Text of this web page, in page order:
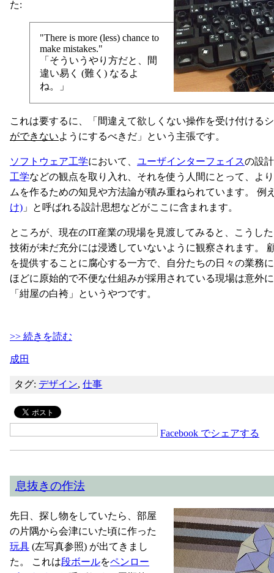
た:
"There is more (less) chance to
make mistakes."
「そういうやり方だと、間
違い易く (難く) なるよ
ね。」
これは要するに、「間違えて欲しくない操作を受け付ける
ができないようにするべきだ」という主張です。
ソフトウェア工学において、 ユーザインターフェイスの設
工学などの観点を取り入れ、それを使う人間にとって、よ
ムを作るための知見や方法論が積み重ねられています。 例
け) 」と呼ばれる設計思想などがここに含まれます。
ところが、現在のIT産業の現場を見渡してみると、こうし
技術が未だ充分には浸透していないように観察されます。
を提供することに腐心する一方で、自分たちの日々の業務
ほどに原始的で不便な仕組みが採用されている現場は意外
「紺屋の白袴」というやつです。
>> 続きを読む
成田
タグ: デザイン,仕事
Facebook でシェアする
息抜きの作法
先日、探し物をしていたら、部屋
の片隅から会津にいた頃に作った
玩具 (左写真参照) が出てきまし
た。 これは段ボールをペンロー